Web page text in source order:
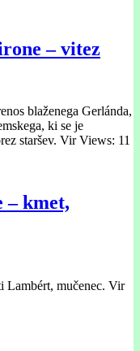
– vitez
blaženega Gerlánda,
ki se je
staršev. Vir Views: 11
– kmet,
Lambért, mučenec. Vir